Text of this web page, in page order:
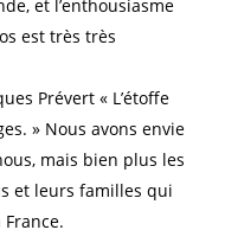
et l’enthousiasme
est très très
Prévert « L’étoffe
» Nous avons envie
mais bien plus les
et leurs familles qui